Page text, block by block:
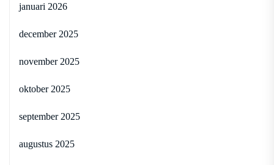
januari 2026
december 2025
november 2025
oktober 2025
september 2025
augustus 2025